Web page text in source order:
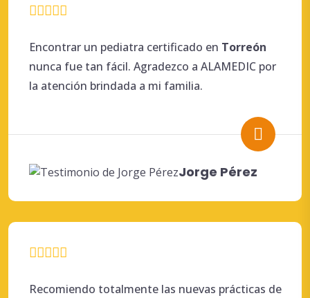
Encontrar un pediatra certificado en Torreón
nunca fue tan fácil. Agradezco a ALAMEDIC por
la atención brindada a mi familia.
Jorge Pérez
Recomiendo totalmente las nuevas prácticas de